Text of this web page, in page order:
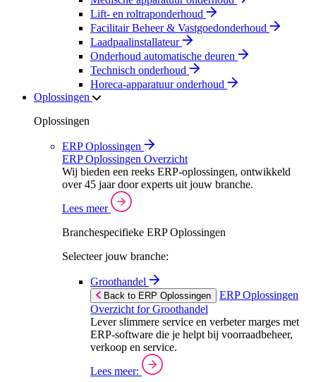
Lift- en roltraponderhoud
Facilitair Beheer & Vastgoedonderhoud
Laadpaalinstallateur
Onderhoud automatische deuren
Technisch onderhoud
Horeca-apparatuur onderhoud
Oplossingen
Oplossingen
ERP Oplossingen
ERP Oplossingen Overzicht
Wij bieden een reeks ERP-oplossingen, ontwikkeld
over 45 jaar door experts uit jouw branche.
Lees meer
Branchespecifieke ERP Oplossingen
Selecteer jouw branche:
Groothandel
Back to ERP Oplossingen
ERP Oplossingen
Overzicht for Groothandel
Lever slimmere service en verbeter marges met
ERP-software die je helpt bij voorraadbeheer,
verkoop en service.
Lees meer: